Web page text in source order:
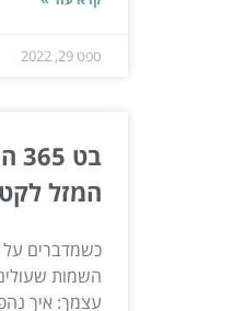
ספט 29, 2022
המזל
השמות
עצמך: איך